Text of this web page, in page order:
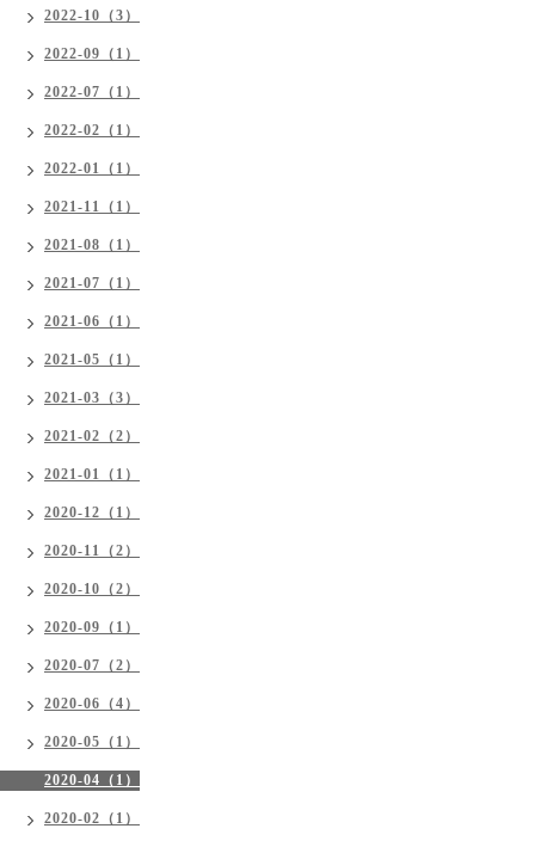
2022-10（3）
2022-09（1）
2022-07（1）
2022-02（1）
2022-01（1）
2021-11（1）
2021-08（1）
2021-07（1）
2021-06（1）
2021-05（1）
2021-03（3）
2021-02（2）
2021-01（1）
2020-12（1）
2020-11（2）
2020-10（2）
2020-09（1）
2020-07（2）
2020-06（4）
2020-05（1）
2020-04（1）
2020-02（1）